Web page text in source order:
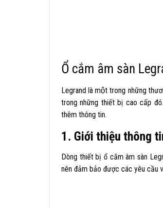
Ổ cắm âm sàn
Legrand là một trong những
trong những thiết bị cao cấp
thêm thông tin.
1. Giới thiệu thông
Dòng thiết bị ổ cắm âm sàn
nên đảm bảo được các yêu cầu